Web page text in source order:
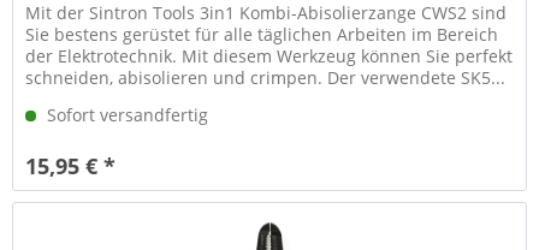
Mit der Sintron Tools 3in1 Kombi-Abisolierzange CWS2 sind
Sie bestens gerüstet für alle täglichen Arbeiten im Bereich
der Elektrotechnik. Mit diesem Werkzeug können Sie perfekt
schneiden, abisolieren und crimpen. Der verwendete SK5...
Sofort versandfertig
15,95 € *